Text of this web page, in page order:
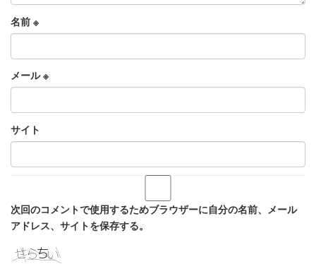
名前 ※
メール※
サイト
次回のコメントで使用するためブラウザーに自分の名前、メール
アドレス、サイトを保存する。